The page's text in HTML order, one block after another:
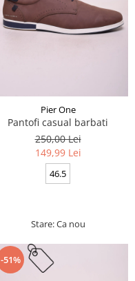
Pier One
Pantofi casual barbati
250,00 Lei
149,99 Lei
46.5
Stare: Ca nou
-51%